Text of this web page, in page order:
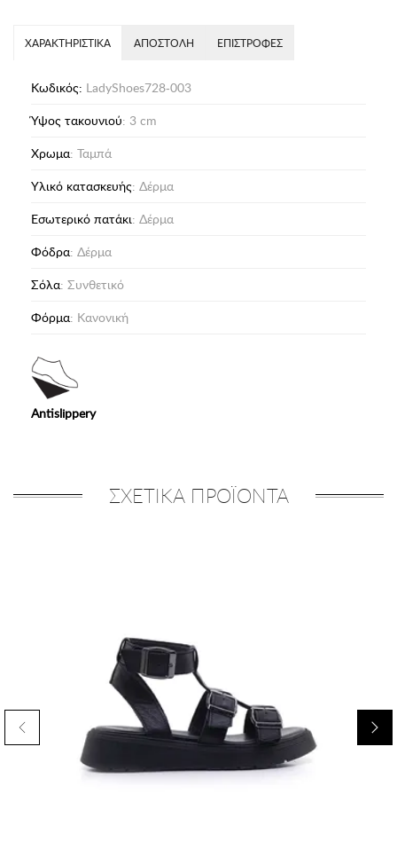
ΧΑΡΑΚΤΗΡΙΣΤΙΚΑ ΑΠΟΣΤΟΛΗ ΕΠΙΣΤΡΟΦΕΣ
Κωδικός: LadyShoes728-003
Ύψος τακουνιού: 3 cm
Χρωμα: Ταμπά
Υλικό κατασκευής: Δέρμα
Eσωτερικό πατάκι: Δέρμα
Φόδρα: Δέρμα
Σόλα: Συνθετικό
Φόρμα: Κανονική
Antislippery
ΣΧΕΤΙΚΑ ΠΡΟΪΟΝΤΑ